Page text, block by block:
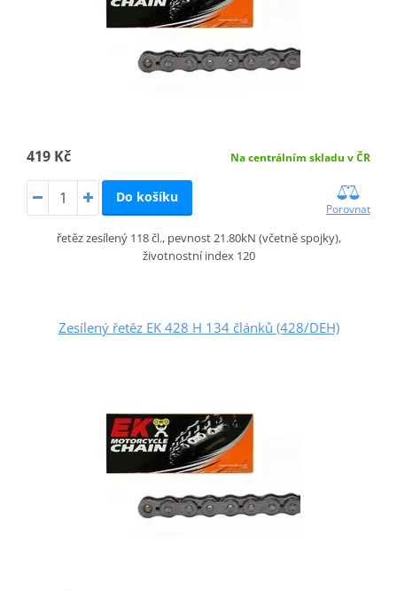
419 Kč Na centrálním skladu v ČR
Do košíku
Porovnat
řetěz zesílený 118 čl., pevnost 21.80kN (včetně spojky),
životnostní index 120
Zesílený řetěz EK 428 H 134 článků (428/DEH)